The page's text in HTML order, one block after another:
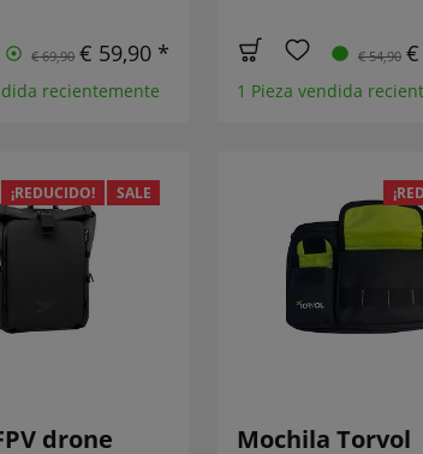
€ 69,90 € 59,90 *
recientemente
€ 54,90
1 Pieza vendida
¡REDUCIDO! SALE
drone
Mochila Torvol